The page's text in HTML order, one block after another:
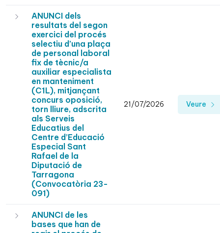
ANUNCI dels
resultats del segon
exercici del procés
selectiu d’una plaça
de personal laboral
fix de tècnic/a
auxiliar especialista
en manteniment
(C1L), mitjançant
concurs oposició,
torn lliure, adscrita
als Serveis
Educatius del
Centre d’Educació
Especial Sant
Rafael de la
Diputació de
Tarragona
(Convocatòria 23-
091)
21/07/2026 Veure
ANUNCI de les
bases que han de